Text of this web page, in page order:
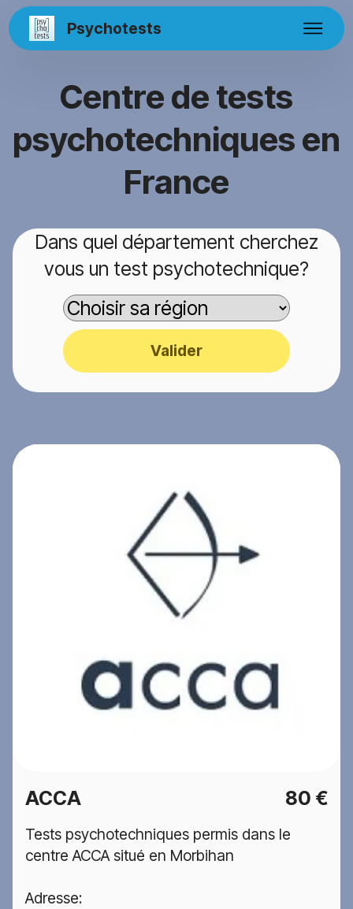
Psychotests
Centre de tests
psychotechniques en
France
Dans quel département cherchez
vous un test psychotechnique?
Valider
ACCA 80 €
Tests psychotechniques permis dans le
centre ACCA situé en Morbihan
Adresse: